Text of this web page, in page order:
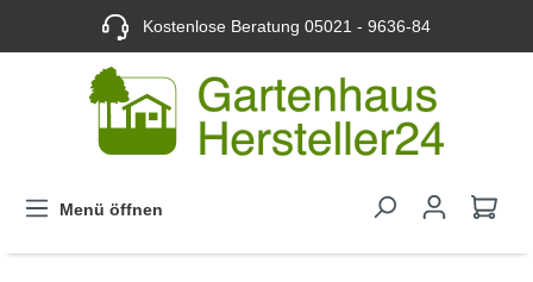
Kostenlose Beratung05021 - 9636-84
Menü öffnen